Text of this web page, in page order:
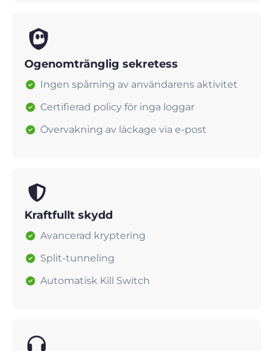
Ogenomtränglig sekretess
Ingen spårning av användarens aktivitet
Certifierad policy för inga loggar
Övervakning av läckage via e-post
Kraftfullt skydd
Avancerad kryptering
Split-tunneling
Automatisk Kill Switch